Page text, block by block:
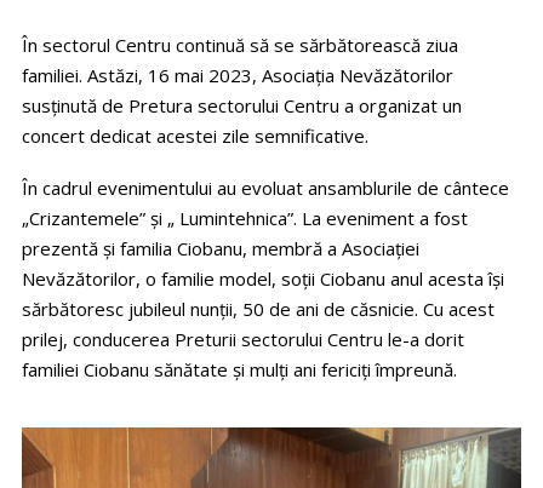
În sectorul Centru continuă să se sărbătorească ziua
familiei. Astăzi, 16 mai 2023, Asociația Nevăzătorilor
susținută de Pretura sectorului Centru a organizat un
concert dedicat acestei zile semnificative.
În cadrul evenimentului au evoluat ansamblurile de cântece
„Crizantemele” și „ Lumintehnica”. La eveniment a fost
prezentă și familia Ciobanu, membră a Asociației
Nevăzătorilor, o familie model, soții Ciobanu anul acesta își
sărbătoresc jubileul nunții, 50 de ani de căsnicie. Cu acest
prilej, conducerea Preturii sectorului Centru le-a dorit
familiei Ciobanu sănătate și mulți ani fericiți împreună.